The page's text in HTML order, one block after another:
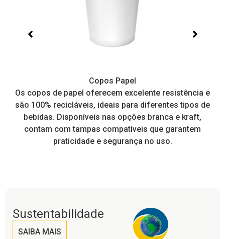
Copos Papel
Os copos de papel oferecem excelente resistência e
são 100% recicláveis, ideais para diferentes tipos de
bebidas. Disponíveis nas opções branca e kraft,
contam com tampas compatíveis que garantem
praticidade e segurança no uso.
Sustentabilidade
SAIBA MAIS